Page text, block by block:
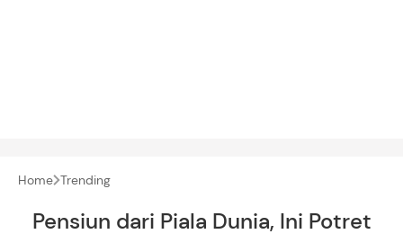
Home Trending
Pensiun dari Piala Dunia, Ini Potret